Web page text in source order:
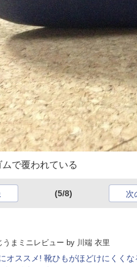
で覆われている
(5/8) 次
うまミニレビュー by 川端 衣里
オススメ! 靴ひもがほどけにくくな